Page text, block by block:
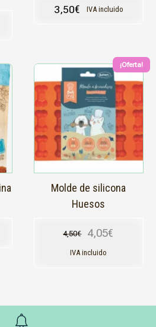
3,50€ IVA incluido
¡Oferta!
Molde de silicona
Huesos
4,50€
El precio original
4,05€
El precio actual
IVA incluido